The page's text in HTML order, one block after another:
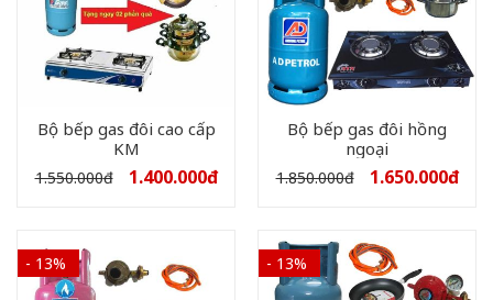
Bộ bếp gas đôi cao cấp
KM
1.550.000đ 1.400.000đ
Bộ bếp gas đôi hồng
ngoại
1.850.000đ 1.650.000đ
- 13% - 13%